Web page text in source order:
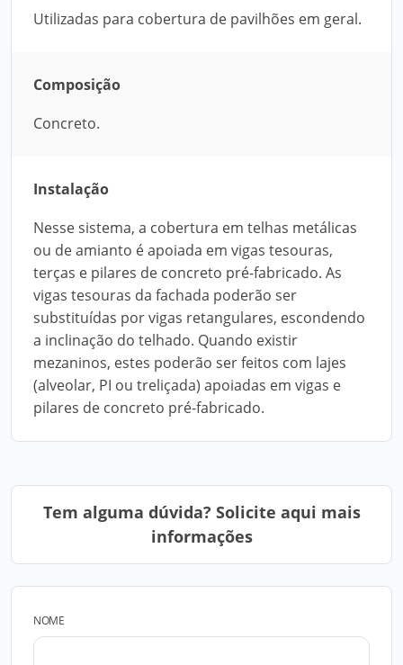
Utilizadas para cobertura de pavilhões em geral.
Composição
Concreto.
Instalação
Nesse sistema, a cobertura em telhas metálicas
ou de amianto é apoiada em vigas tesouras,
terças e pilares de concreto pré-fabricado. As
vigas tesouras da fachada poderão ser
substituídas por vigas retangulares, escondendo
a inclinação do telhado. Quando existir
mezaninos, estes poderão ser feitos com lajes
(alveolar, PI ou treliçada) apoiadas em vigas e
pilares de concreto pré-fabricado.
Tem alguma dúvida? Solicite aqui mais
informações
NOME